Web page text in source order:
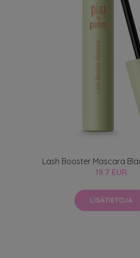
Lash Booster Mascara
19.7 EUR
LISÄTIETOJA